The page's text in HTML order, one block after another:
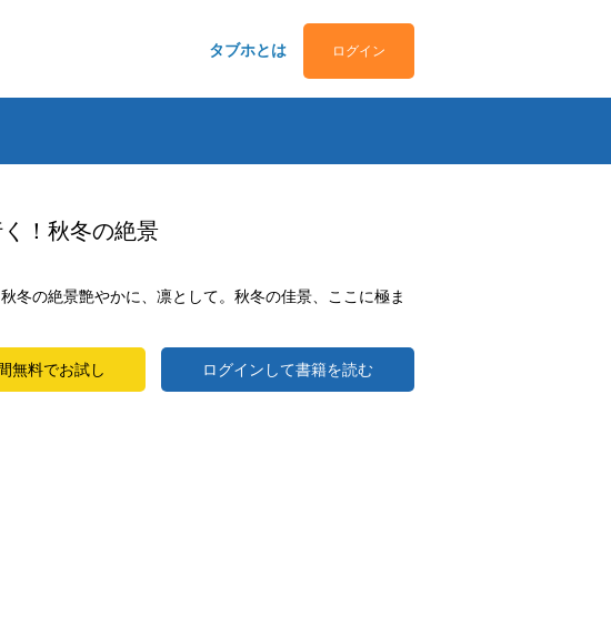
タブホとは ログイン
！秋冬の絶景
冬の絶景艶やかに、凛として。秋冬の佳景、ここに極ま
無料でお試し ログインして書籍を読む